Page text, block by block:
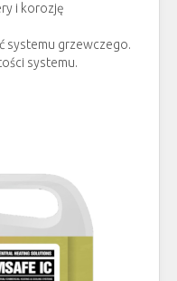
i korozję
systemu grzewczego.
systemu.